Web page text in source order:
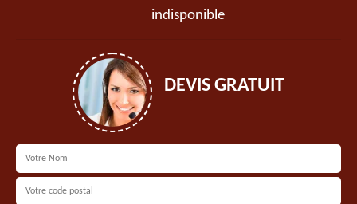
indisponible
DEVIS GRATUIT